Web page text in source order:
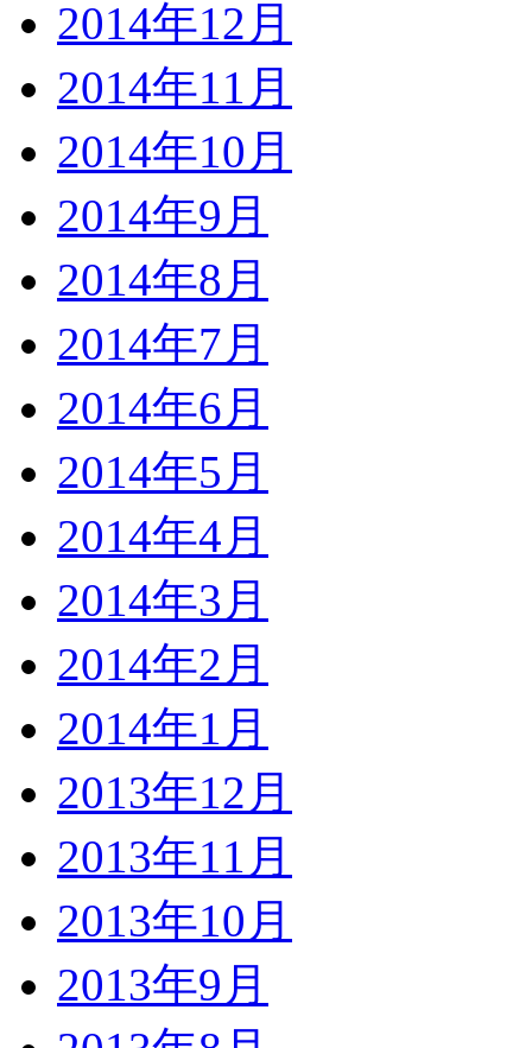
2014年12月
2014年11月
2014年10月
2014年9月
2014年8月
2014年7月
2014年6月
2014年5月
2014年4月
2014年3月
2014年2月
2014年1月
2013年12月
2013年11月
2013年10月
2013年9月